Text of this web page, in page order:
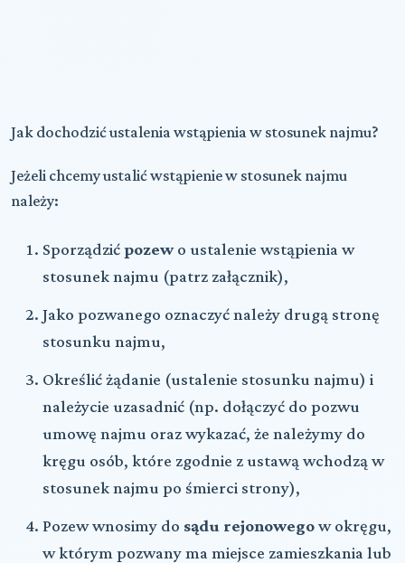
Jak dochodzić ustalenia wstąpienia w stosunek najmu?
Jeżeli chcemy ustalić wstąpienie w stosunek najmu
należy:
Sporządzićpozewo ustalenie wstąpienia w
stosunek najmu (patrz załącznik),
Jako pozwanego oznaczyć należy drugą stronę
stosunku najmu,
Określić żądanie (ustalenie stosunku najmu) i
należycie uzasadnić (np. dołączyć do pozwu
umowę najmu oraz wykazać, że należymy do
kręgu osób, które zgodnie z ustawą wchodzą w
stosunek najmu po śmierci strony),
Pozew wnosimy do sądu rejonowegow okręgu,
w którym pozwany ma miejsce zamieszkania lub